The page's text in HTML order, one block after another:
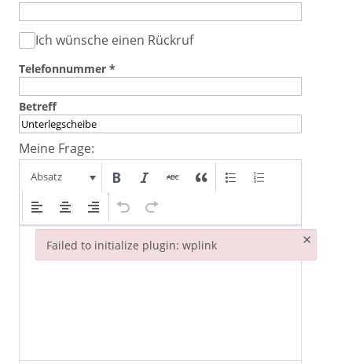
Ich wünsche einen Rückruf
Telefonnummer *
Betreff
Meine Frage:
Absatz
Failed to initialize plugin: wplink ×
Failed to initialize plugin: wplink